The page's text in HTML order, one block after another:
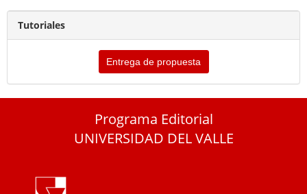
Tutoriales
Entrega de propuesta
Programa Editorial
UNIVERSIDAD DEL VALLE